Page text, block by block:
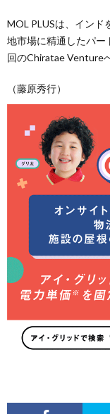
MOL PLUSは、インド
地市場に精通したパー
回のChiratae Venture
（藤原秀行）